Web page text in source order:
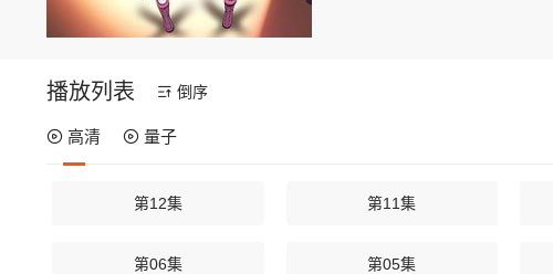
播放列表 倒序
高清 量子
第12集 第11集
第06集 第05集